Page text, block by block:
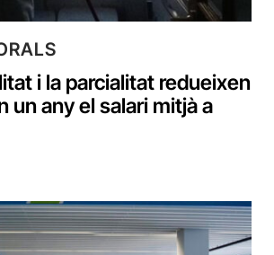
i la parcialitat redueixen
un any el salari mitjà a